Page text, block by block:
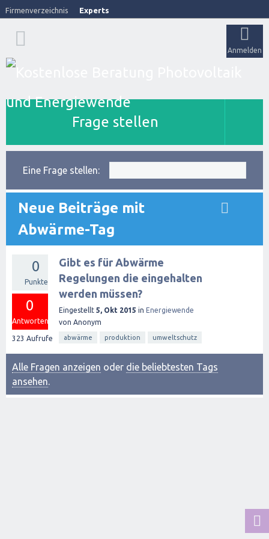
Firmenverzeichnis Experts
Anmelden
Frage stellen
Eine Frage stellen:
Neue Beiträge mit
Abwärme-Tag
0
Punkte
0
Antworten
323 Aufrufe
Gibt es für Abwärme
Regelungen die eingehalten
werden müssen?
Eingestellt 5, Okt 2015 in Energiewende
von Anonym
abwärme produktion umweltschutz
Alle Fragen anzeigen oder die beliebtesten Tags
ansehen.